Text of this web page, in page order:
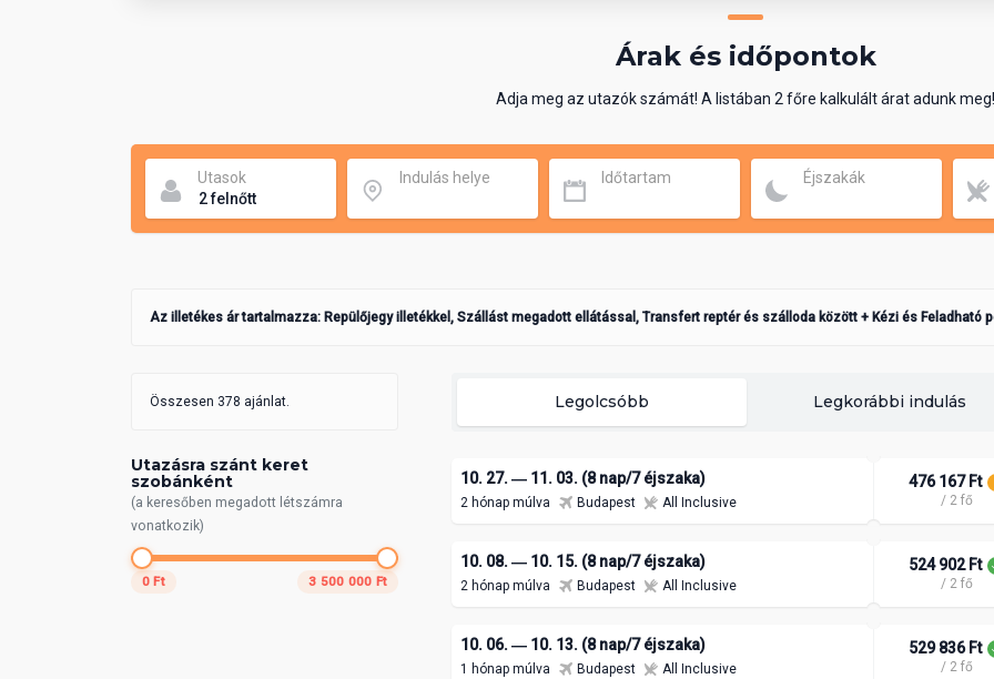
Árak és időpontok
Adja meg az utazók számát! A listában 2 főre kalkulált árat adunk meg!
Utasok Indulás helye Időtartam Éjszakák
Az illetékes ár tartalmazza: Repülőjegy illetékkel, Szállást megadott ellátással, Transfert reptér és szálloda között + Kézi és Feladható
Összesen 378 ajánlat.
Utazásra szánt keret
szobánként
(a keresőben megadott létszámra
vonatkozik)
0 Ft 3 500 000 Ft
Legolcsóbb Legkorábbi indulás
10. 27. ― 11. 03. (8 nap/7 éjszaka)
2 hónap múlva Budapest All Inclusive
476 167 Ft
/ 2 fő
10. 08. ― 10. 15. (8 nap/7 éjszaka)
2 hónap múlva Budapest All Inclusive
524 902 Ft
/ 2 fő
10. 06. ― 10. 13. (8 nap/7 éjszaka)
1 hónap múlva Budapest All Inclusive
529 836 Ft
/ 2 fő